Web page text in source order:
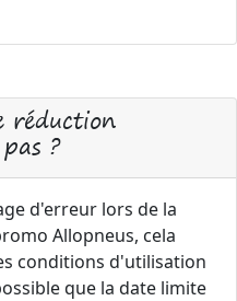
réduction
?
d'erreur lors de la
Allopneus, cela
conditions d'utilisation
que la date limite